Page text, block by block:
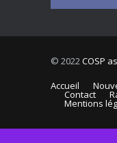
© 2022COSP
Accueil
Contact
Mentions